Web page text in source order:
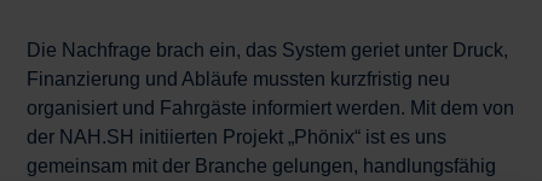
Die Nachfrage brach ein, das System geriet unter Druck,
Finanzierung und Abläufe mussten kurzfris­tig neu
organisiert und Fahrgäste informiert werden. Mit dem von
der NAH.SH initiierten Projekt „Phönix“ ist es uns
gemeinsam mit der Branche gelungen, handlungsfähig